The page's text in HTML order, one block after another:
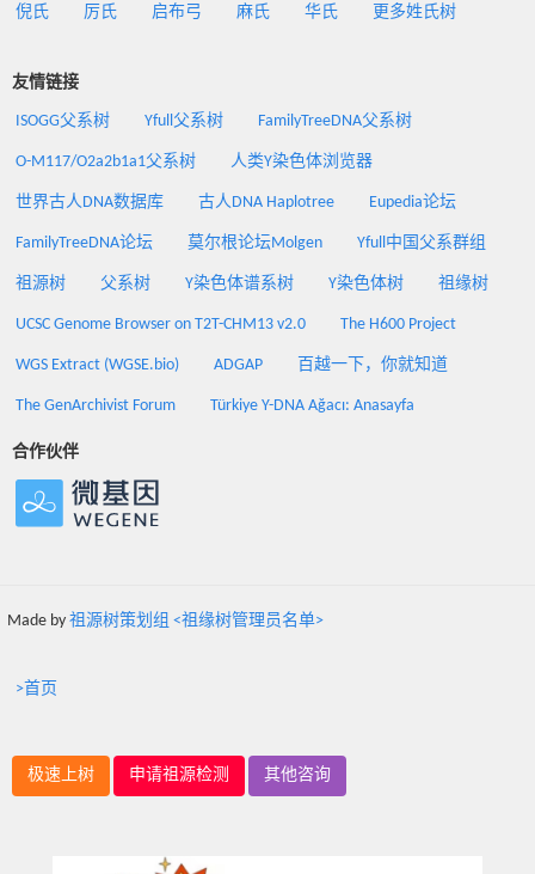
倪氏 厉氏 启布弓 麻氏 华氏 更多姓氏树
友情链接
ISOGG父系树 Yfull父系树 FamilyTreeDNA父系树
O-M117/O2a2b1a1父系树 人类Y染色体浏览器
世界古人DNA数据库 古人DNA Haplotree Eupedia论坛
FamilyTreeDNA论坛 莫尔根论坛Molgen Yfull中国父系群组
祖源树 父系树 Y染色体谱系树 Y染色体树 祖缘树
UCSC Genome Browser on T2T-CHM13 v2.0 The H600 Project
WGS Extract (WGSE.bio) ADGAP 百越一下，你就知道
The GenArchivist Forum Türkiye Y-DNA Ağacı: Anasayfa
合作伙伴
Made by 祖源树策划组 <祖缘树管理员名单>
>首页
极速上树 申请祖源检测 其他咨询